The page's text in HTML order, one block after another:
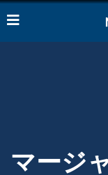
マージ